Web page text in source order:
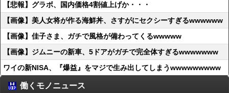
【悲報】グラボ、国内価格4割値上げか・・・
【画像】美人女将が作る海鮮丼、さすがにセクシーすぎるwwwwww
【画像】佳子さま、ガチで風格が備わってくるwwwww
【画像】ジムニーの新車、5ドアがガチで完全体すぎるwwwwwww
ワイの新NISA、『爆益』をマジで生み出してしまうwwwwwwwww
働くモノニュース